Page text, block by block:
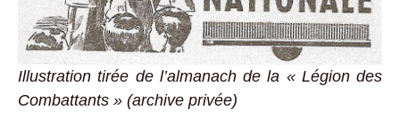
Illustration tirée de l’almanach de la « Légion des
Combattants » (archive privée)